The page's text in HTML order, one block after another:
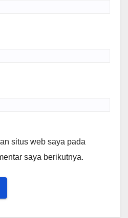
situs web saya pada
saya berikutnya.